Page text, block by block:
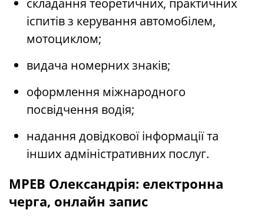
складання теоретичних, практичних
іспитів з керування автомобілем,
мотоциклом;
видача номерних знаків;
оформлення міжнародного
посвідчення водія;
надання довідкової інформації та
інших адміністративних послуг.
МРЕВ Олександрія: електронна
черга, онлайн запис